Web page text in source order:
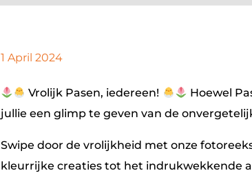
1 April 2024
Vrolijk Pasen, iedereen!
Hoewel
jullie een glimp te geven van de
Swipe door de vrolijkheid met onze
kleurrijke creaties tot het indrukwekkende